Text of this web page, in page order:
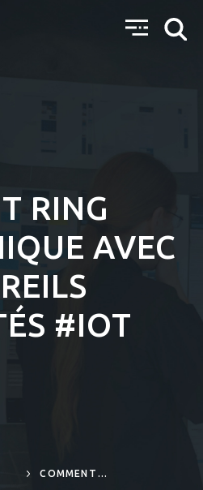
RING
AVEC
#IOT
COMMENT